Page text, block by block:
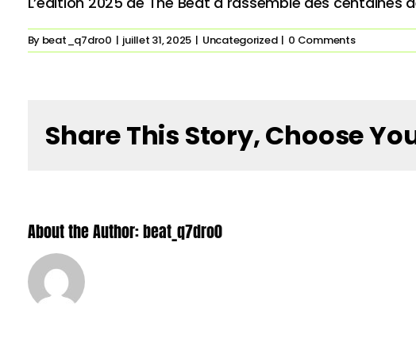
By beat_q7dro0 | juillet 31, 2025 | Uncategorized | 0 Comments
Share This Story, Choose
About the Author:beat_q7dro0